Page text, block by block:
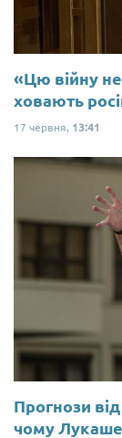
«Цю війну не
ховають
17 червня, 13:41
Прогнози
чому